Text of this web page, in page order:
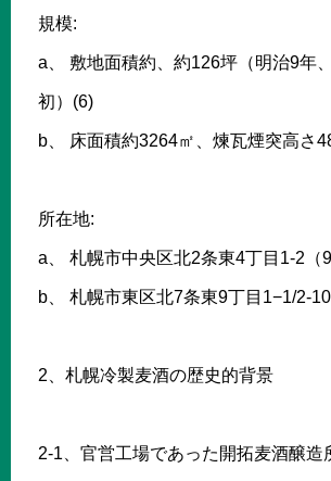
規模:
a、 敷地面積約、約126坪（明治9年
初）(6)
b、 床面積約3264㎡、煉瓦煙突高さ
所在地:
a、 札幌市中央区北2条東4丁目1-2（9
b、 札幌市東区北7条東9丁目1−1/2-
2、札幌冷製麦酒の歴史的背景
2-1、官営工場であった開拓麦酒醸造